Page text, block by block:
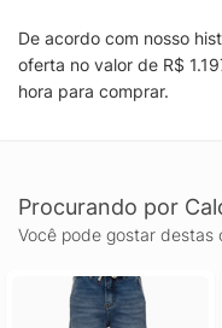
De acordo com nosso
oferta no valor de R$
hora para comprar.
Procurando por
Você pode gostar destas